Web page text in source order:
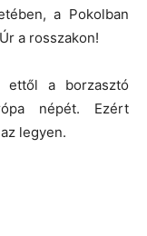
a Pokolban
a rosszakon!
ettől a borzasztó
népét. Ezért
legyen.